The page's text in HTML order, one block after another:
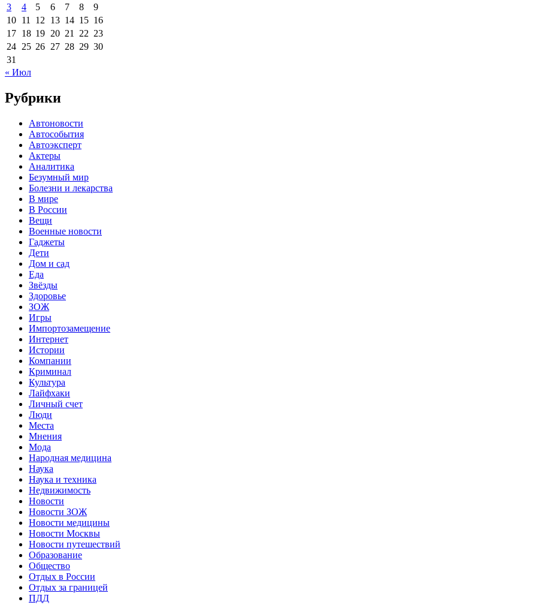
3
4 5 6 7 8
9
10 11 12 13 14 15 16
17 18 19 20 21 22 23
24 25 26 27 28 29 30
31
« Июл
Рубрики
Автоновости
Автособытия
Автоэксперт
Актеры
Аналитика
Безумный мир
Болезни и лекарства
В мире
В России
Вещи
Военные новости
Гаджеты
Дети
Дом и сад
Еда
Звёзды
Здоровье
ЗОЖ
Игры
Импортозамещение
Интернет
Истории
Компании
Криминал
Культура
Лайфхаки
Личный счет
Люди
Места
Мнения
Мода
Народная медицина
Наука
Наука и техника
Недвижимость
Новости
Новости ЗОЖ
Новости медицины
Новости Москвы
Новости путешествий
Образование
Общество
Отдых в России
Отдых за границей
ПДД